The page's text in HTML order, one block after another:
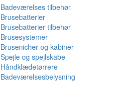
Badeværelses tilbehør
Brusebatterier
Brusebatterier tilbehør
Brusesystemer
Brusenicher og kabiner
Spejle og spejlskabe
Håndklædetørrere
Badeværelsesbelysning